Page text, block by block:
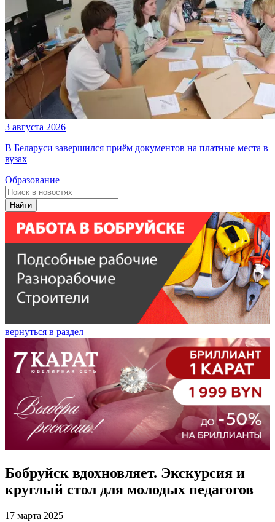
3 августа 2026
В Беларуси завершился приём документов на платные места в
вузах
Образование
Найти
вернуться в раздел
Бобруйск вдохновляет. Экскурсия и
круглый стол для молодых педагогов
17 марта 2025